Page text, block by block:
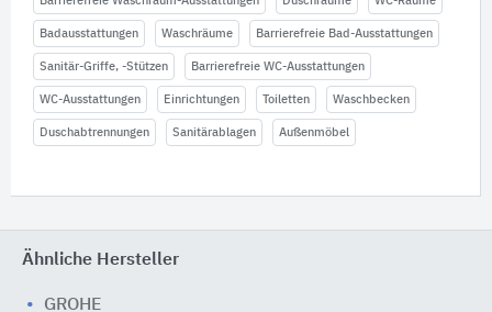
Badausstattungen Waschräume Barrierefreie Bad-Ausstattungen
Sanitär-Griffe, -Stützen Barrierefreie WC-Ausstattungen
WC-Ausstattungen Einrichtungen Toiletten Waschbecken
Duschabtrennungen Sanitärablagen Außenmöbel
Ähnliche Hersteller
GROHE